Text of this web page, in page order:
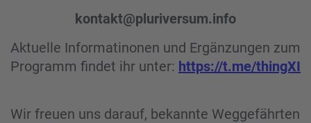
kontakt@pluriversum.info
Aktuelle Informatinonen und Ergänzungen zum
Programm findet ihr unter: https://t.me/thingXI
Wir freuen uns darauf, bekannte Weggefährten